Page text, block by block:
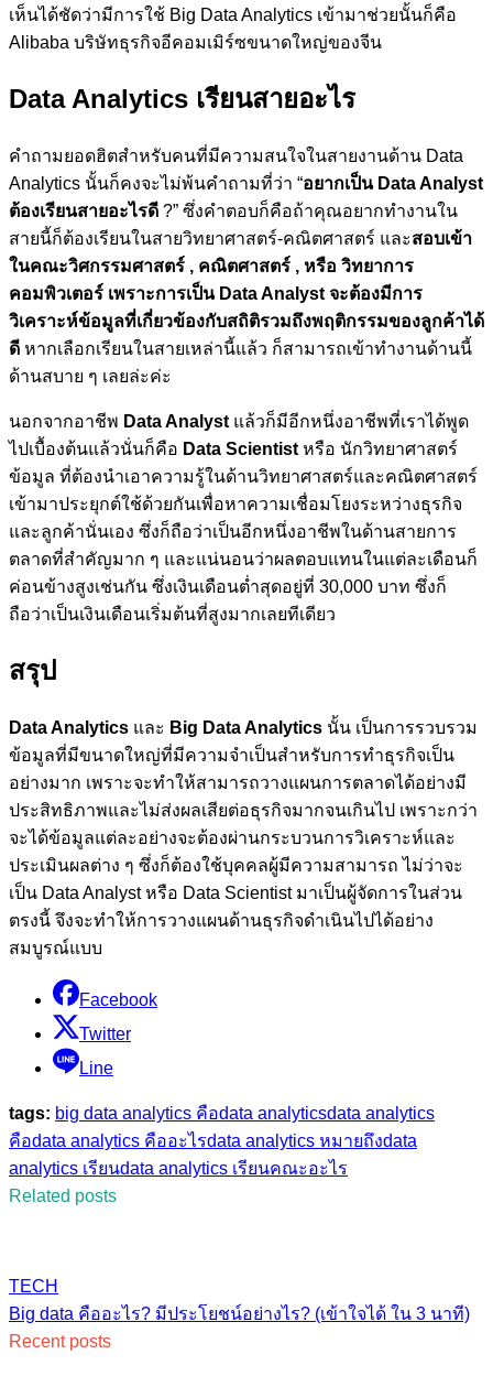
เห็นได้ชัดว่ามีการใช้ Big Data Analytics เข้ามาช่วยนั้นก็คือ
Alibaba บริษัทธุรกิจอีคอมเมิร์ซขนาดใหญ่ของจีน
Data Analytics เรียนสายอะไร
คำถามยอดฮิตสำหรับคนที่มีความสนใจในสายงานด้าน Data
Analytics นั้นก็คงจะไม่พ้นคำถามที่ว่า “อยากเป็น Data Analyst
ต้องเรียนสายอะไรดี ?” ซึ่งคำตอบก็คือถ้าคุณอยากทำงานใน
สายนี้ก็ต้องเรียนในสายวิทยาศาสตร์-คณิตศาสตร์ และสอบเข้า
ในคณะวิศกรรมศาสตร์ , คณิตศาสตร์ , หรือ วิทยาการ
คอมพิวเตอร์ เพราะการเป็น Data Analyst จะต้องมีการ
วิเคราะห์ข้อมูลที่เกี่ยวข้องกับสถิติรวมถึงพฤติกรรมของลูกค้าได้
ดี หากเลือกเรียนในสายเหล่านี้แล้ว ก็สามารถเข้าทำงานด้านนี้
ด้านสบาย ๆ เลยล่ะค่ะ
นอกจากอาชีพ Data Analyst แล้วก็มีอีกหนึ่งอาชีพที่เราได้พูด
ไปเบื้องต้นแล้วนั่นก็คือ Data Scientist หรือ นักวิทยาศาสตร์
ข้อมูล ที่ต้องนำเอาความรู้ในด้านวิทยาศาสตร์และคณิตศาสตร์
เข้ามาประยุกต์ใช้ด้วยกันเพื่อหาความเชื่อมโยงระหว่างธุรกิจ
และลูกค้านั่นเอง ซึ่งก็ถือว่าเป็นอีกหนึ่งอาชีพในด้านสายการ
ตลาดที่สำคัญมาก ๆ และแน่นอนว่าผลตอบแทนในแต่ละเดือนก็
ค่อนข้างสูงเช่นกัน ซึ่งเงินเดือนต่ำสุดอยู่ที่ 30,000 บาท ซึ่งก็
ถือว่าเป็นเงินเดือนเริ่มต้นที่สูงมากเลยทีเดียว
สรุป
Data Analytics และ Big Data Analytics นั้น เป็นการรวบรวม
ข้อมูลที่มีขนาดใหญ่ที่มีความจำเป็นสำหรับการทำธุรกิจเป็น
อย่างมาก เพราะจะทำให้สามารถวางแผนการตลาดได้อย่างมี
ประสิทธิภาพและไม่ส่งผลเสียต่อธุรกิจมากจนเกินไป เพราะกว่า
จะได้ข้อมูลแต่ละอย่างจะต้องผ่านกระบวนการวิเคราะห์และ
ประเมินผลต่าง ๆ ซึ่งก็ต้องใช้บุคคลผู้มีความสามารถ ไม่ว่าจะ
เป็น Data Analyst หรือ Data Scientist มาเป็นผู้จัดการในส่วน
ตรงนี้ จึงจะทำให้การวางแผนด้านธุรกิจดำเนินไปได้อย่าง
สมบูรณ์แบบ
Facebook
Twitter
Line
tags: big data analytics คือdata analyticsdata analytics
คือdata analytics คืออะไรdata analytics หมายถึงdata
analytics เรียนdata analytics เรียนคณะอะไร
Related posts
TECH
Big data คืออะไร? มีประโยชน์อย่างไร? (เข้าใจได้ ใน 3 นาที)
Recent posts